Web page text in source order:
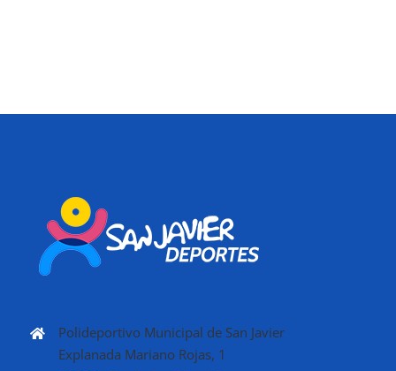
Polideportivo Municipal de San Javier
Explanada Mariano Rojas, 1